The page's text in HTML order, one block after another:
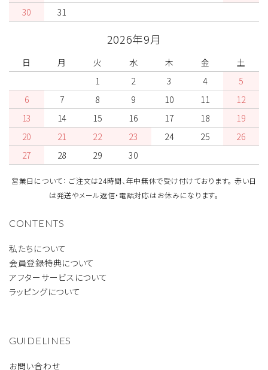
CONTENTS
私たちについて
会員登録特典について
アフターサービスについて
ラッピングについて
GUIDELINES
お問い合わせ
30
31
2026年9月
日 月 火 水 木 金
土
1
2 3 4
5
6
7 8 9 10 11
12
13
14 15 16 17 18
19
20
21 22 23 24 25
26
27
28 29 30
営業日について： ご注文は24時間、年中無休で受け付けております。 赤い日
は発送やメール返信・電話対応はお休みになります。